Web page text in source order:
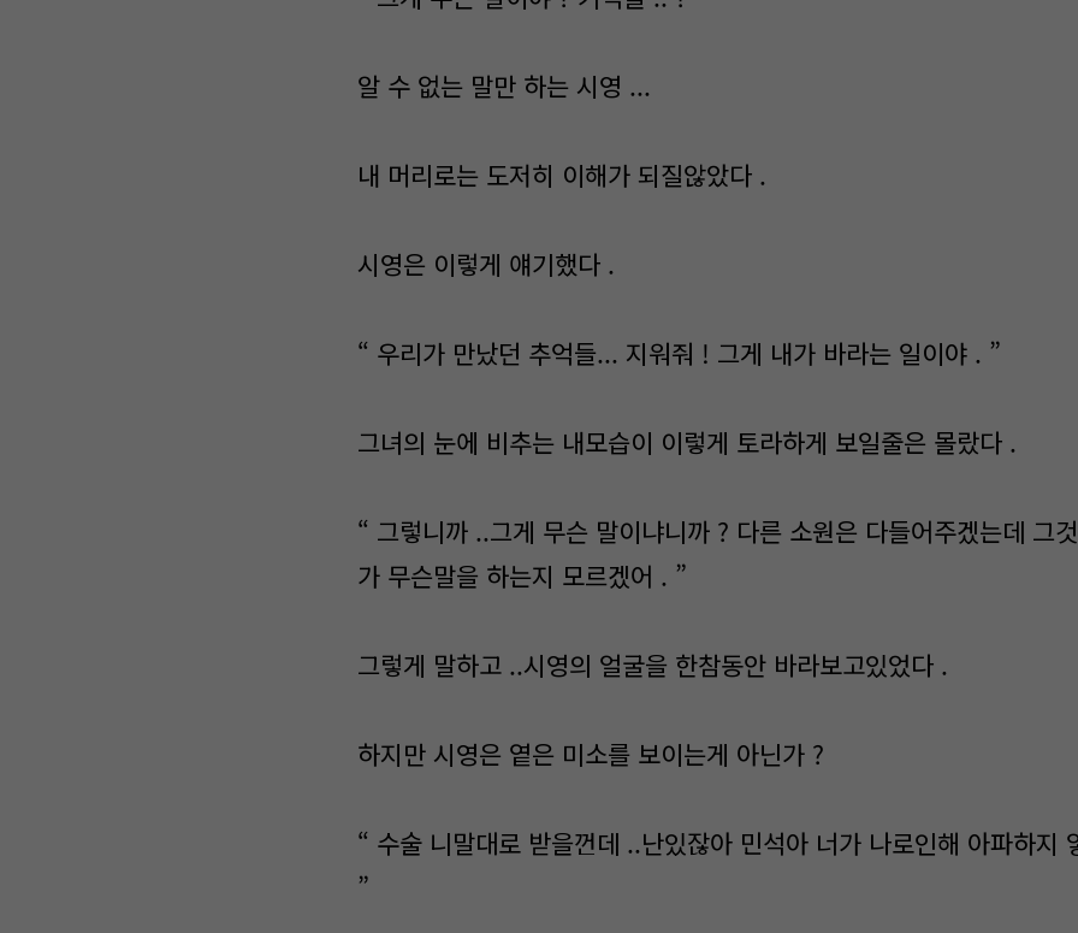
알 수 없는 말만 하는 시영 ...
내 머리로는 도저히 이해가 되질않았다 .
시영은 이렇게 얘기했다 .
“ 우리가 만났던 추억들... 지워줘 ! 그게 내가 바라는 일이야 . ”
그녀의 눈에 비추는 내모습이 이렇게 토라하게 보일줄은 몰랐다 .
“ 그렇니까 ..그게 무슨 말이냐니까 ? 다른 소원은 다들어주겠는데 그
가 무슨말을 하는지 모르겠어 . ”
그렇게 말하고 ..시영의 얼굴을 한참동안 바라보고있었다 .
하지만 시영은 옅은 미소를 보이는게 아닌가 ?
“ 수술 니말대로 받을껀데 ..난있잖아 민석아 너가 나로인해 아파하지
”